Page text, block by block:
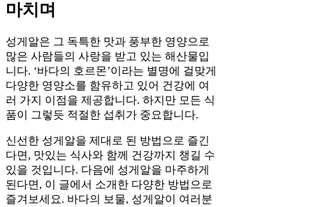
마치며
성게알은 그 독특한 맛과 풍부한 영양으로
많은 사람들의 사랑을 받고 있는 해산물입
니다. ‘바다의 호르몬’이라는 별명에 걸맞게
다양한 영양소를 함유하고 있어 건강에 여
러 가지 이점을 제공합니다. 하지만 모든 식
품이 그렇듯 적절한 섭취가 중요합니다.
신선한 성게알을 제대로 된 방법으로 즐긴
다면, 맛있는 식사와 함께 건강까지 챙길 수
있을 것입니다. 다음에 성게알을 마주하게
된다면, 이 글에서 소개한 다양한 방법으로
즐겨보세요. 바다의 보물, 성게알이 여러분